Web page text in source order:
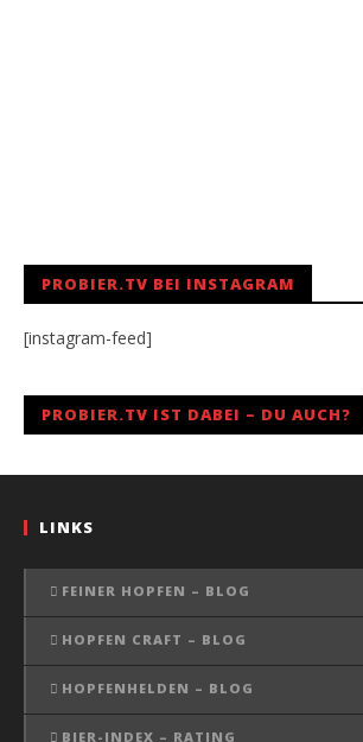
PROBIER.TV BEI INSTAGRAM
[instagram-feed]
PROBIER.TV IST DABEI – DU AUCH?
LINKS
FEINER HOPFEN – BLOG
HOPFEN CRAFT – BLOG
HOPFENHELDEN – BLOG
BIER-INDEX – RATING